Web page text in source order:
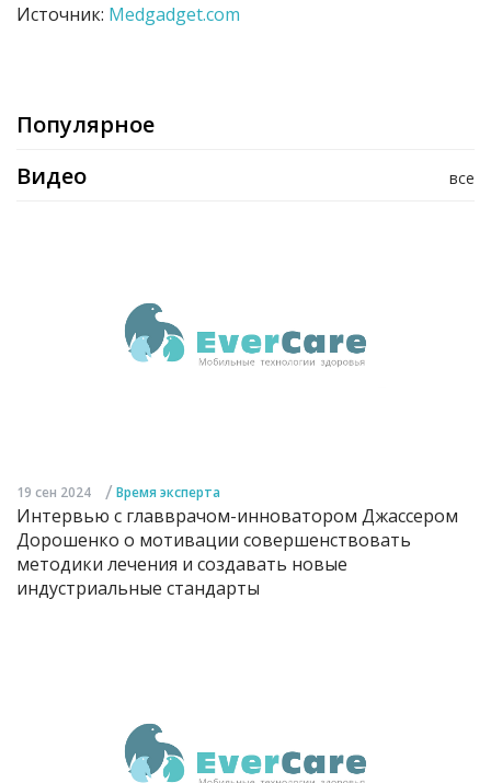
Источник: Medgadget.com
Популярное
все
Видео
19 сен 2024 / Время эксперта
Интервью с главврачом-инноватором Джассером
Дорошенко о мотивации совершенствовать
методики лечения и создавать новые
индустриальные стандарты